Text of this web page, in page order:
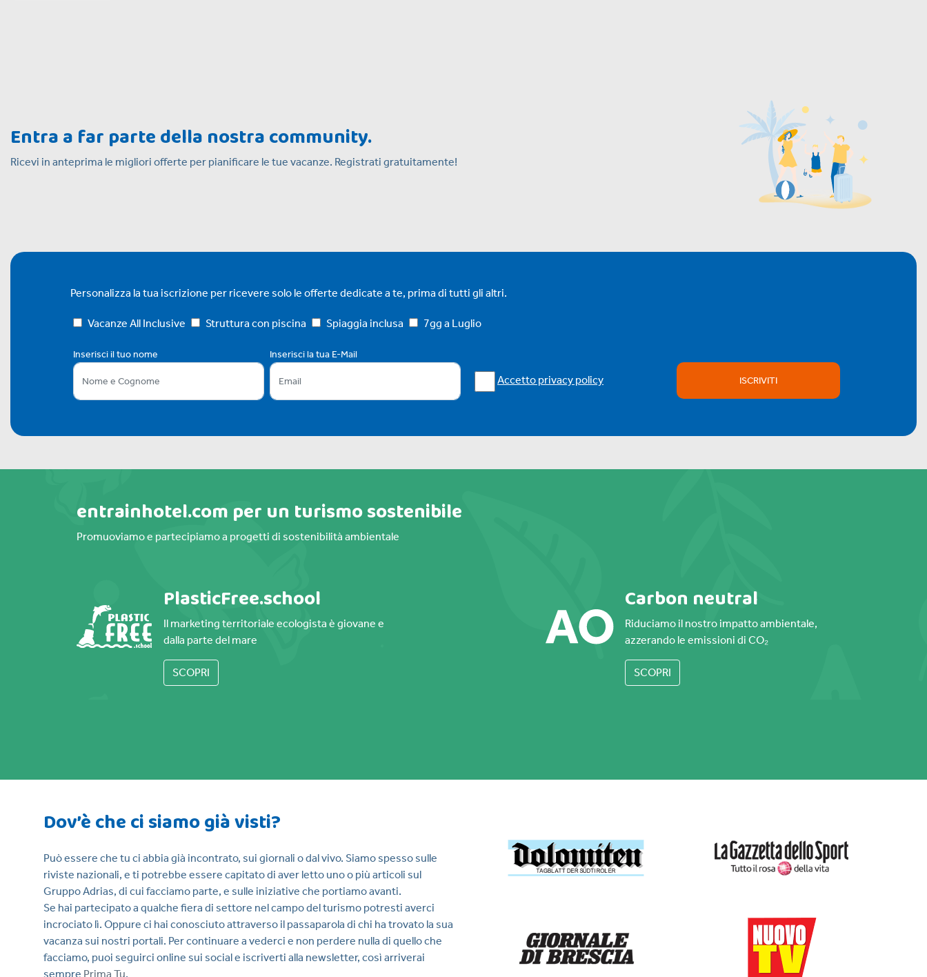
Entra a far parte della nostra community.
Ricevi in anteprima le migliori offerte per pianificare le tue vacanze. Registrati gratuitamente!
Personalizza la tua iscrizione per ricevere solo le offerte dedicate a te, prima di tutti gli altri.
Vacanze All Inclusive Struttura con piscina Spiaggia inclusa 7gg a Luglio
Inserisci il tuo nome Inserisci la tua E-Mail
Accetto privacy policy ISCRIVITI
entrainhotel.com per un turismo sostenibile
Promuoviamo e partecipiamo a progetti di sostenibilità ambientale
PlasticFree.school
Il marketing territoriale ecologista è giovane e
dalla parte del mare
SCOPRI
Carbon neutral
Riduciamo il nostro impatto ambientale,
azzerando le emissioni di CO₂
SCOPRI
Dov’è che ci siamo già visti?
Può essere che tu ci abbia già incontrato, sui giornali o dal vivo. Siamo spesso sulle
riviste nazionali, e ti potrebbe essere capitato di aver letto uno o più articoli sul
Gruppo Adrias, di cui facciamo parte, e sulle iniziative che portiamo avanti.
Se hai partecipato a qualche fiera di settore nel campo del turismo potresti averci
incrociato lì. Oppure ci hai conosciuto attraverso il passaparola di chi ha trovato la sua
vacanza sui nostri portali. Per continuare a vederci e non perdere nulla di quello che
facciamo, puoi seguirci online sui social e iscriverti alla newsletter, così arriverai
sempre Prima Tu.